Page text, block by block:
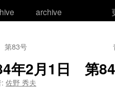
archive
第83号
年2月1日 第
佐野 秀夫